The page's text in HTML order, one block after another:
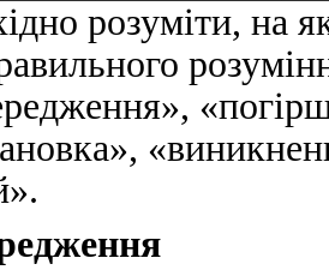
розуміти, на